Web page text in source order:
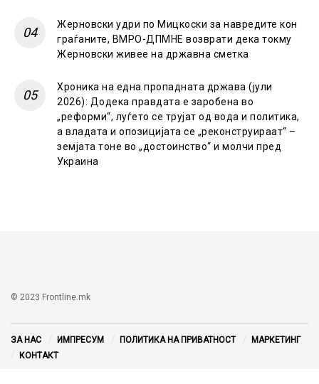
Жерновски удри по Мицкоски за навредите кон
граѓаните, ВМРО-ДПМНЕ возврати дека токму
Жерновски живее на државна сметка
Хроника на една пропадната држава (јули
2026): Додека правдата е заробена во
„реформи“, луѓето се трујат од вода и политика,
а владата и опозицијата се „реконструираат“ –
земјата тоне во „достоинство“ и молчи пред
Украина
© 2023 Frontline.mk
ЗА НАС ИМПРЕСУМ ПОЛИТИКА НА ПРИВАТНОСТ
МАРКЕТИНГ
КОНТАКТ